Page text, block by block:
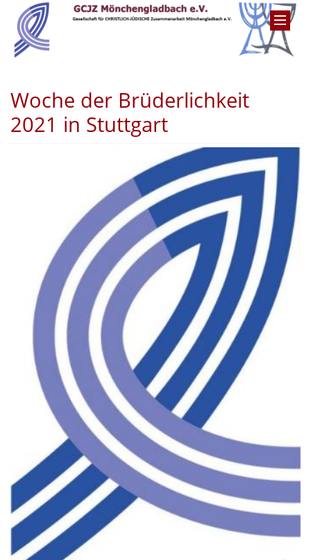
Woche der Brüderlichkeit
2021 in Stuttgart